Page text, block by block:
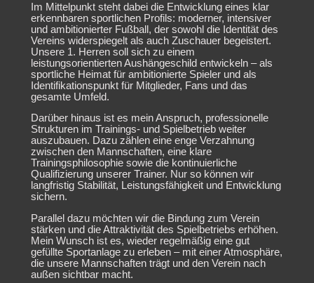
Im Mittelpunkt steht dabei die Entwicklung eines klar
erkennbaren sportlichen Profils: moderner, intensiver
und ambitionierter Fußball, der sowohl die Identität des
Vereins widerspiegelt als auch Zuschauer begeistert.
Unsere 1. Herren soll sich zu einem
leistungsorientierten Aushängeschild entwickeln – als
sportliche Heimat für ambitionierte Spieler und als
Identifikationspunkt für Mitglieder, Fans und das
gesamte Umfeld.
Darüber hinaus ist es mein Anspruch, professionelle
Strukturen im Trainings- und Spielbetrieb weiter
auszubauen. Dazu zählen eine enge Verzahnung
zwischen den Mannschaften, eine klare
Trainingsphilosophie sowie die kontinuierliche
Qualifizierung unserer Trainer. Nur so können wir
langfristig Stabilität, Leistungsfähigkeit und Entwicklung
sichern.
Parallel dazu möchten wir die Bindung zum Verein
stärken und die Attraktivität des Spielbetriebs erhöhen.
Mein Wunsch ist es, wieder regelmäßig eine gut
gefüllte Sportanlage zu erleben – mit einer Atmosphäre,
die unsere Mannschaften trägt und den Verein nach
außen sichtbar macht.